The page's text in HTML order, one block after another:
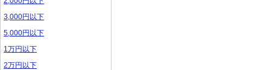
3,000円以下
5,000円以下
1万円以下
2万円以下